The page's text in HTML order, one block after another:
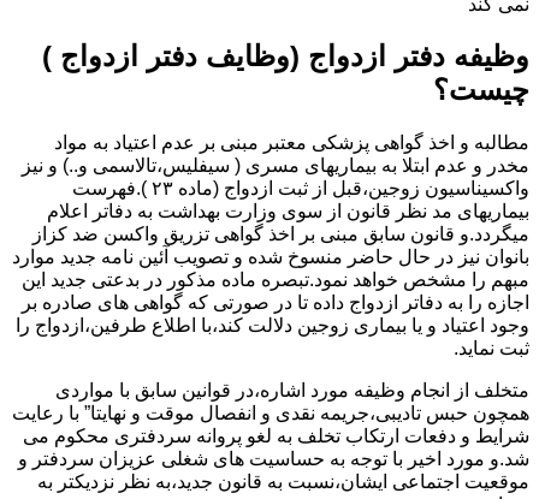
نمی کند
وظیفه دفتر ازدواج (وظایف دفتر ازدواج )
چیست؟
مطالبه و اخذ گواهی پزشکی معتبر مبنی بر عدم اعتیاد به مواد
مخدر و عدم ابتلا به بیماریهای مسری ( سیفلیس،تالاسمی و..) و نیز
واکسیناسیون زوجین،قبل از ثبت ازدواج (ماده ۲۳ ).فهرست
بیماریهای مد نظر قانون از سوی وزارت بهداشت به دفاتر اعلام
میگردد.و قانون سابق مبنی بر اخذ گواهی تزریق واکسن ضد کزاز
بانوان نیز در حال حاضر منسوخ شده و تصویب آئین نامه جدید موارد
مبهم را مشخص خواهد نمود.تبصره ماده مذکور در بدعتی جدید این
اجازه را به دفاتر ازدواج داده تا در صورتی که گواهی های صادره بر
وجود اعتیاد و یا بیماری زوجین دلالت کند،با اطلاع طرفین،ازدواج را
ثبت نماید.
متخلف از انجام وظیفه مورد اشاره،در قوانین سابق با مواردی
همچون حبس تادیبی،جریمه نقدی و انفصال موقت و نهایتا” با رعایت
شرایط و دفعات ارتکاب تخلف به لغو پروانه سردفتری محکوم می
شد.و مورد اخیر با توجه به حساسیت های شغلی عزیزان سردفتر و
موقعیت اجتماعی ایشان،نسبت به قانون جدید،به نظر نزدیکتر به